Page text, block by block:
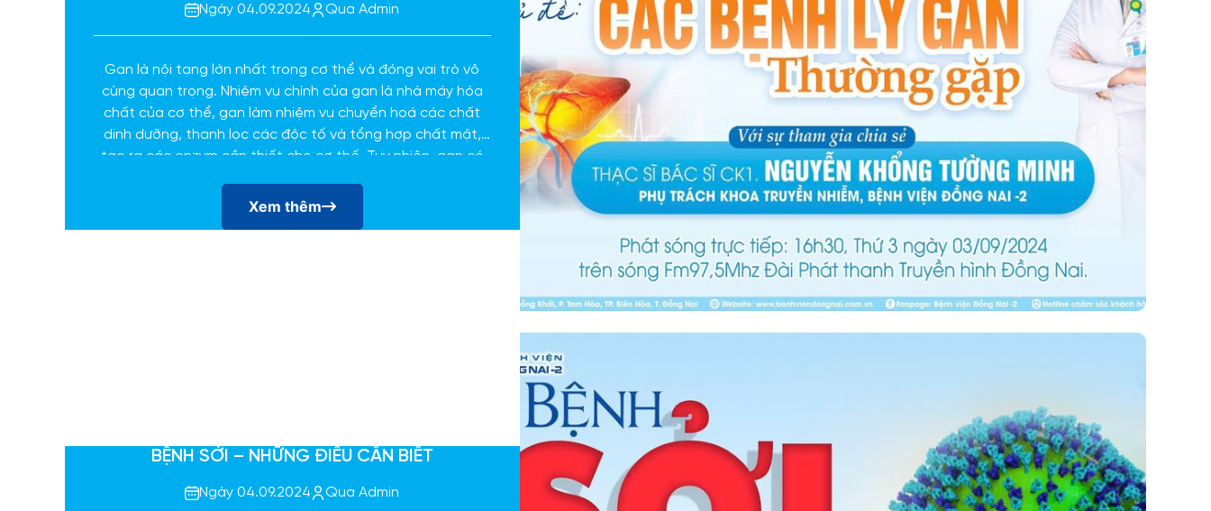
Ngày 04.09.2024 Qua Admin
Gan là nội tạng lớn nhất trong cơ thể và đóng vai trò vô
cùng quan trọng. Nhiệm vụ chính của gan là nhà máy hóa
chất của cơ thể, gan làm nhiệm vụ chuyển hoá các chất
dinh dưỡng, thanh lọc các độc tố và tổng hợp chất mật,
tạo ra các enzym cần thiết cho cơ thế. Tuy nhiên, gan có
Xem thêm
BỆNH SỞI – NHỮNG ĐIỀU CẦN BIẾT
Ngày 04.09.2024 Qua Admin